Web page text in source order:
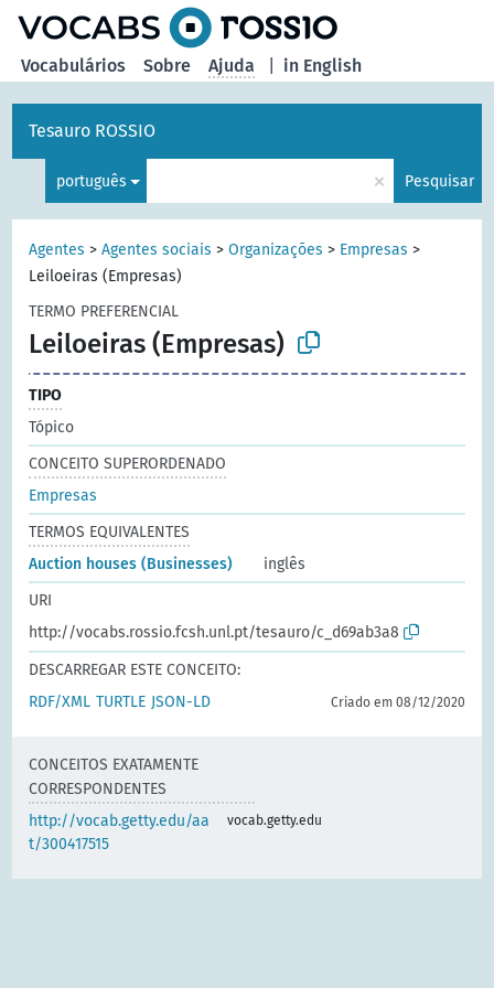
in English
Vocabulários Sobre Ajuda
Tesauro ROSSIO
português × Pesquisar
Agentes >Agentes sociais >Organizações > Empresas >
Leiloeiras (Empresas)
TERMO PREFERENCIAL
Leiloeiras (Empresas)
TIPO
Tópico
CONCEITO SUPERORDENADO
Empresas
TERMOS EQUIVALENTES
Auction houses (Businesses)
inglês
URI
http://vocabs.rossio.fcsh.unl.pt/tesauro/c_d69ab3a8
DESCARREGAR ESTE CONCEITO:
RDF/XML TURTLE JSON-LD Criado em 08/12/2020
CONCEITOS EXATAMENTE
CORRESPONDENTES
http://vocab.getty.edu/aa
t/300417515
vocab.getty.edu